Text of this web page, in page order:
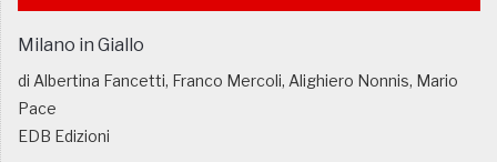
Milano in Giallo
di Albertina Fancetti, Franco Mercoli, Alighiero Nonnis, Mario
Pace
EDB Edizioni